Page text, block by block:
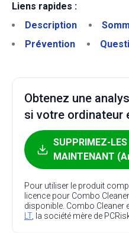
Liens rapides :
Description
Prévention
Obtenez une
si votre ordinateur
SUPPRIMEZ-LES
MAINTENANT
Pour utiliser le produit
licence pour Combo
disponible. Combo Cleaner
LT, la société mère de